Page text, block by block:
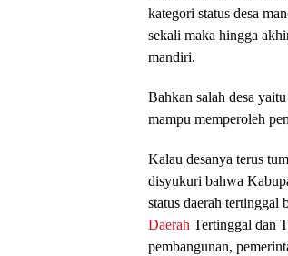
kategori status desa
sekali maka hingga
mandiri.
Bahkan salah desa
mampu memperoleh
Kalau desanya terus
disyukuri bahwa
status daerah tertinggal
Daerah Tertinggal dan
pembangunan,